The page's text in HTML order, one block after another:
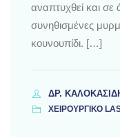
αναπτυχθεί και
συνηθισμένες
κουνουπίδι. […]
ΔΡ.
ΧΕΙΡΟΥΡΓΙΚΟ